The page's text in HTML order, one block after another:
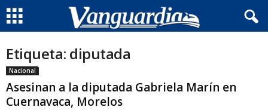
Etiqueta: diputada
Nacional
Asesinan a la diputada Gabriela Marín en
Cuernavaca, Morelos